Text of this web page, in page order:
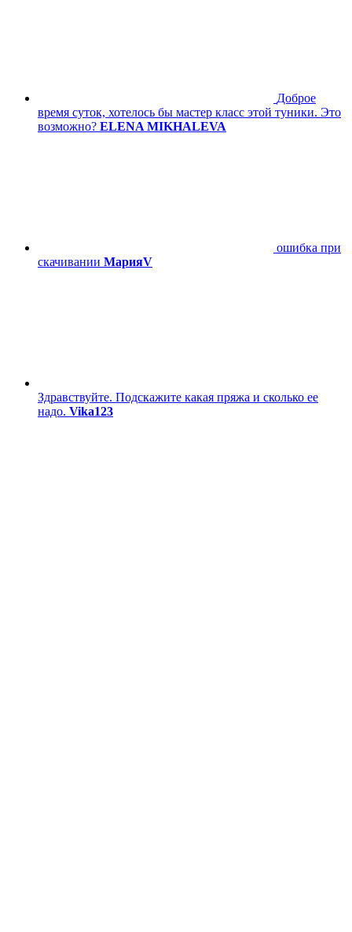
Доброе
время суток, хотелось бы мастер класс этой туники. Это
возможно? ELENA MIKHALEVA
ошибка при
скачивании МарияV
Здравствуйте. Подскажите какая пряжа и сколько ее
надо. Vika123